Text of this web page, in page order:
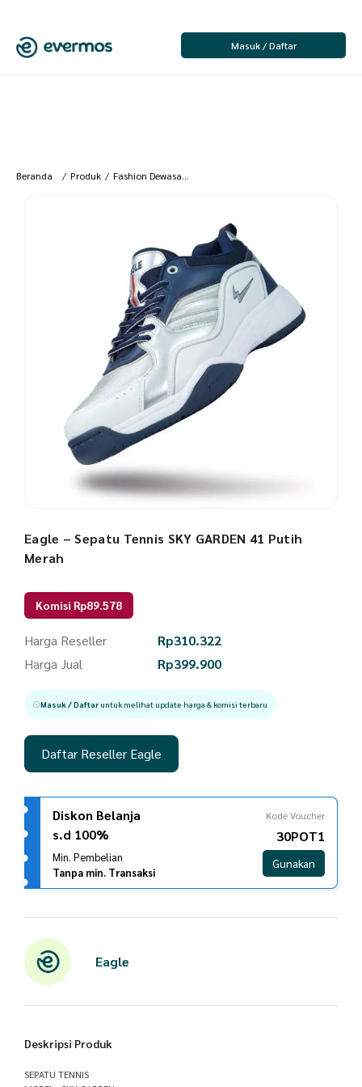
Masuk / Daftar
Beranda / Produk / Fashion Dewasa /
Eagle – Sepatu Tennis SKY GARDEN 41 Putih
Merah
Komisi Rp89.578
Harga Reseller Rp310.322
Harga Jual
Rp399.900
Masuk / Daftaruntuk melihat update harga & komisi terbaru
Daftar Reseller Eagle
Diskon Belanja
s.d 100%
Min. Pembelian
Tanpa min. Transaksi
Kode Voucher
30POT1
Gunakan
Eagle
Deskripsi Produk
SEPATU TENNIS